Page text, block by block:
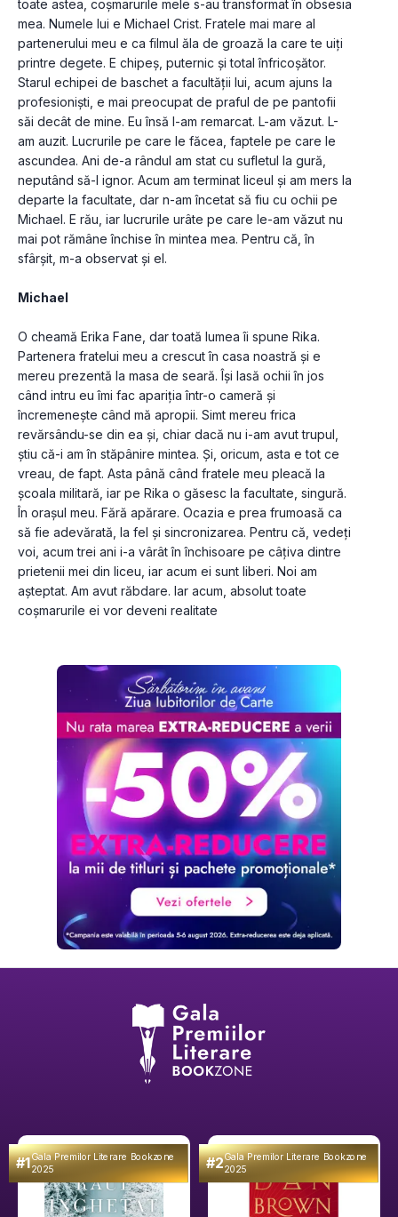
toate astea, coșmarurile mele s-au transformat în obsesia
mea. Numele lui e Michael Crist. Fratele mai mare al
partenerului meu e ca filmul ăla de groază la care te uiți
printre degete. E chipeș, puternic și total înfricoșător.
Starul echipei de baschet a facultății lui, acum ajuns la
profesioniști, e mai preocupat de praful de pe pantofii
săi decât de mine. Eu însă l-am remarcat. L-am văzut. L-
am auzit. Lucrurile pe care le făcea, faptele pe care le
ascundea. Ani de-a rândul am stat cu sufletul la gură,
neputând să-l ignor. Acum am terminat liceul și am mers la
departe la facultate, dar n-am încetat să fiu cu ochii pe
Michael. E rău, iar lucrurile urâte pe care le-am văzut nu
mai pot rămâne închise în mintea mea. Pentru că, în
Michael
O cheamă Erika Fane, dar toată lumea îi spune Rika.
Partenera fratelui meu a crescut în casa noastră și e
mereu prezentă la masa de seară. Își lasă ochii în jos
când intru eu îmi fac apariția într-o cameră și
încremenește când mă apropii. Simt mereu frica
revărsându-se din ea și, chiar dacă nu i-am avut trupul,
știu că-i am în stăpânire mintea. Și, oricum, asta e tot ce
vreau, de fapt. Asta până când fratele meu pleacă la
școala militară, iar pe Rika o găsesc la facultate, singură.
În orașul meu. Fără apărare. Ocazia e prea frumoasă ca
să fie adevărată, la fel și sincronizarea. Pentru că, vedeți
voi, acum trei ani i-a vârât în închisoare pe câțiva dintre
prietenii mei din liceu, iar acum ei sunt liberi. Noi am
așteptat. Am avut răbdare. Iar acum, absolut toate
coșmarurile ei vor deveni realitate
#1Gala Premilor Literare Bookzone
2025
#2Gala Premilor Literare Bookzone
2025